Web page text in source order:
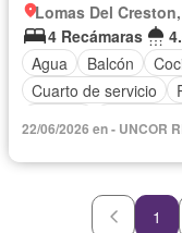
Lomas Del
4 Recámaras
Agua
Balcón
Cuarto de servicio
22/06/2026 en - UNCOR
1